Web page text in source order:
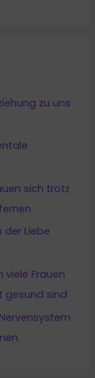
zu uns
sich trotz
der Liebe
Frauen
gesund sind